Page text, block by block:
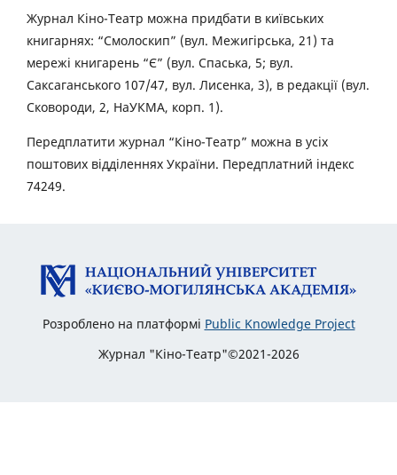
Журнал Кіно-Театр можна придбати в київських
книгарнях: “Смолоскип” (вул. Межигірська, 21) та
мережі книгарень “Є” (вул. Спаська, 5; вул.
Саксаганського 107/47, вул. Лисенка, 3), в редакції (вул.
Сковороди, 2, НаУКМА, корп. 1).
Передплатити журнал “Кіно-Театр” можна в усіх
поштових відділеннях України. Передплатний індекс
74249.
Розроблено на платформі Public Knowledge Project
Журнал "Кіно-Театр"©2021-2026